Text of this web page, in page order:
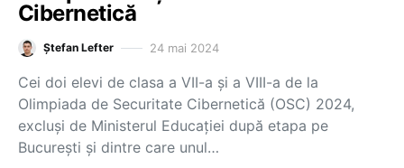
Cibernetică
Ștefan Lefter 24 mai 2024
Cei doi elevi de clasa a VII-a și a VIII-a de la
Olimpiada de Securitate Cibernetică (OSC) 2024,
excluși de Ministerul Educației după etapa pe
București și dintre care unul…